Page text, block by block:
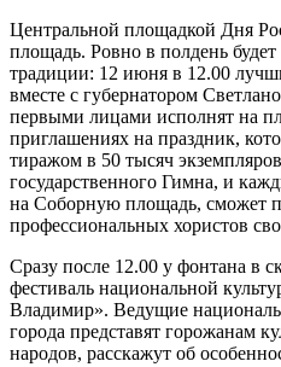
Центральной площадкой Дня
площадь. Ровно в полдень
традиции: 12 июня в 12.00
вместе с губернатором
первыми лицами исполнят на
приглашениях на праздник,
тиражом в 50 тысяч
государственного Гимна, и
на Соборную площадь, сможет
профессиональных хористов
Сразу после 12.00 у фонтана в
фестиваль национальной
Владимир». Ведущие
города представят горожанам
народов, расскажут об